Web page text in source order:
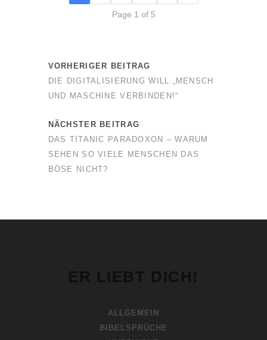
Page 1 of 5
VORHERIGER BEITRAG
DIE DIGITALISIERUNG WILL „MENSCH
UND MASCHINE VERBINDEN!“
NÄCHSTER BEITRAG
DAS TITANIC PARADOXON – WARUM
SEHEN SO VIELE MENSCHEN DAS
BÖSE NICHT?
ALLGEMEIN
BIBELSPRÜCHE